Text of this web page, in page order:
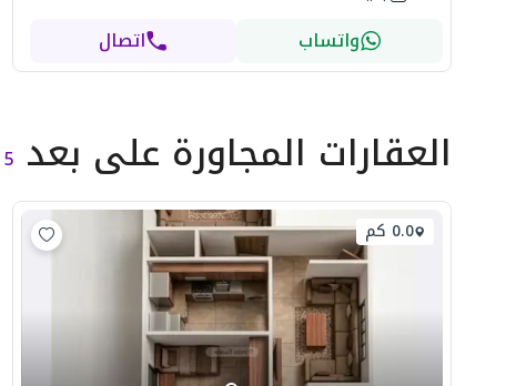
واتساب اتصال
العقارات المجاورة على بعد 5
0.0 كم